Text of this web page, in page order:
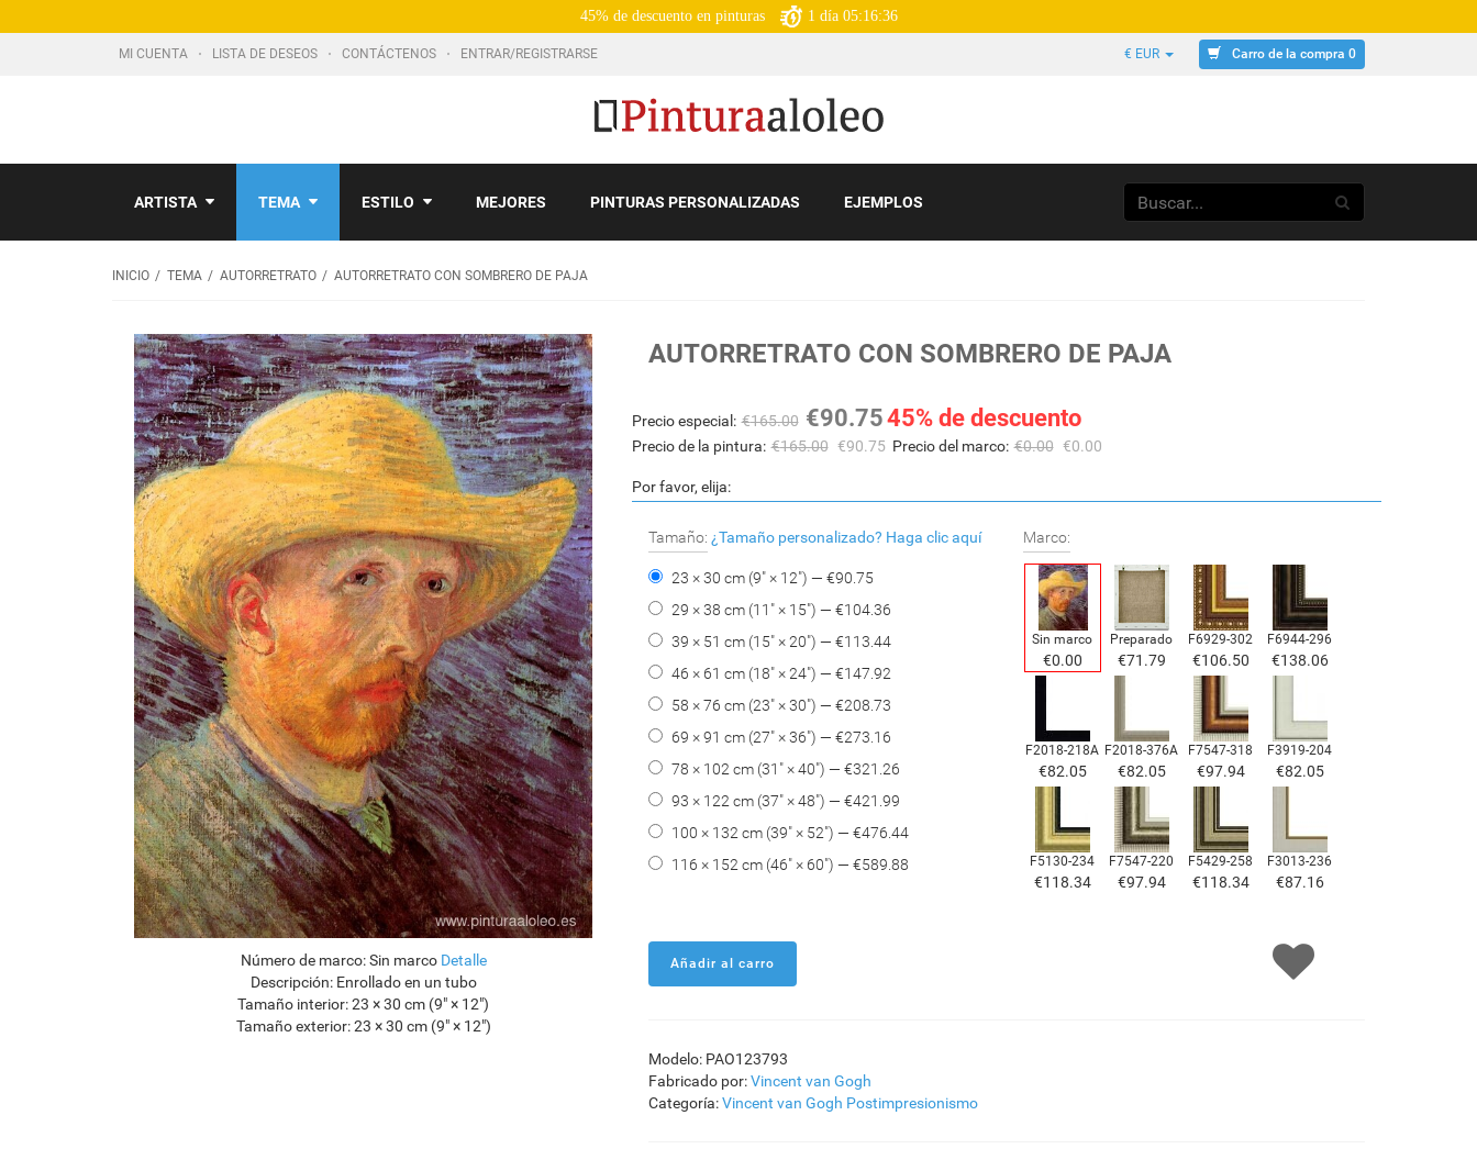
45% de descuento en pinturas 1 día 05:16:35
MI CUENTA LISTA DE DESEOS CONTÁCTENOS ENTRAR/REGISTRARSE € EUR Carro de la compra 0
ARTISTA TEMA ESTILO MEJORES PINTURAS PERSONALIZADAS EJEMPLOS
INICIO TEMA AUTORRETRATO AUTORRETRATO CON SOMBRERO DE PAJA
Número de marco: Sin marco Detalle
Descripción: Enrollado en un tubo
Tamaño interior: 23 × 30 cm (9" × 12")
Tamaño exterior: 23 × 30 cm (9" × 12")
AUTORRETRATO CON SOMBRERO DE PAJA
Precio especial: €165.00 €90.7545% de descuento
Precio de la pintura: €165.00 €90.75 Precio del marco: €0.00 €0.00
Por favor, elija:
Tamaño: ¿Tamaño personalizado? Haga clic aquí
23 × 30 cm (9" × 12") — €90.75
29 × 38 cm (11" × 15") — €104.36
39 × 51 cm (15" × 20") — €113.44
46 × 61 cm (18" × 24") — €147.92
58 × 76 cm (23" × 30") — €208.73
69 × 91 cm (27" × 36") — €273.16
78 × 102 cm (31" × 40") — €321.26
93 × 122 cm (37" × 48") — €421.99
100 × 132 cm (39" × 52") — €476.44
116 × 152 cm (46" × 60") — €589.88
Marco:
Sin marco
€0.00
Preparado
€71.79
F6929-302
€106.50
F6944-296
€138.06
F2018-218A
€82.05
F2018-376A
€82.05
F7547-318
€97.94
F3919-204
€82.05
F5130-234
€118.34
F7547-220
€97.94
F5429-258
€118.34
F3013-236
€87.16
F7034-298
Modelo: PAO123793
Fabricado por:Vincent van Gogh
Categoría:Vincent van Gogh Postimpresionismo